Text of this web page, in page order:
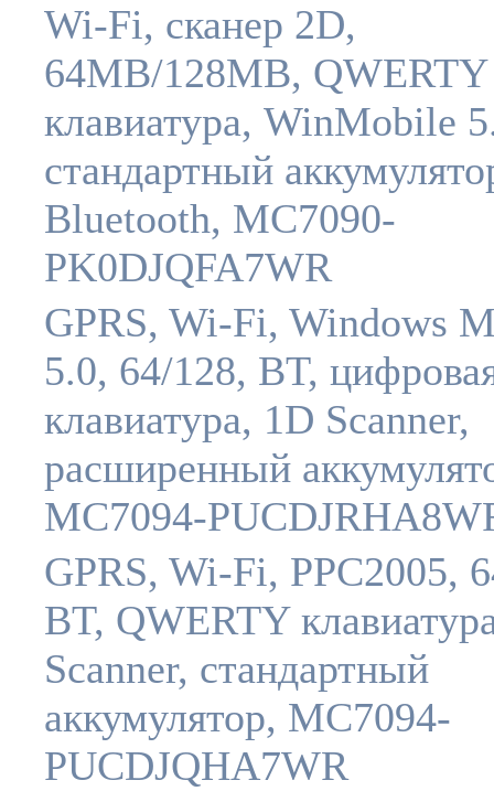
Wi-Fi, сканер 2D,
64MB/128MB, QWERTY
клавиатура, WinMobile
стандартный
Bluetooth, MC7090-
PK0DJQFA7WR
GPRS, Wi-Fi, Windows
5.0, 64/128, BT,
клавиатура, 1D Scanner,
расширенный
MC7094-
GPRS, Wi-Fi, PPC2005,
BT, QWERTY
Scanner, стандартный
аккумулятор, MC7094-
PUCDJQHA7WR